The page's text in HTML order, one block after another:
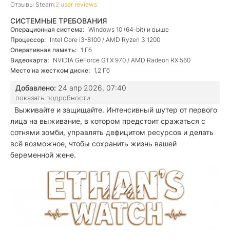
Отзывы Steam:2 user reviews
СИСТЕМНЫЕ ТРЕБОВАНИЯ
Операционная система: Windows 10 (64-bit) и выше
Процессор: Intel Core i3-8100 / AMD Ryzen 3 1200
Оперативная память: 1 Гб
Видеокарта: NVIDIA GeForce GTX 970 / AMD Radeon RX 560
Место на жестком диске: 1,2 Гб
Добавлено: 24 апр 2026, 07:40
показать подробности
Выживайте и защищайте. Интенсивный шутер от первого
лица на выживание, в котором предстоит сражаться с
сотнями зомби, управлять дефицитом ресурсов и делать
всё возможное, чтобы сохранить жизнь вашей
беременной жене.